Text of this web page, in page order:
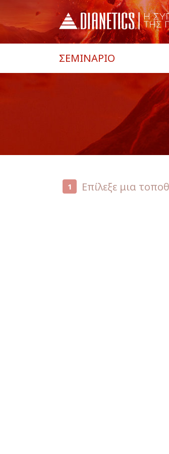
ΣΕΜΙΝΑΡΙΟ
1 Επίλεξε μια